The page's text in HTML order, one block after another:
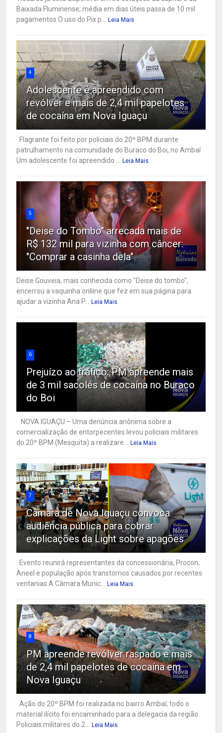
Baixada Fluminense; média em dias úteis passa de 10 mil
pagamentos O uso do Pix p...
Leia Mais
4
Adolescente é apreendido com
revólver e mais de 2,4 mil papelotes
de cocaína em Nova Iguaçu
Flagrante foi feito por policiais do 20º BPM durante
patrulhamento na comunidade do Buraco do Boi, no Ambaí
Um adolescente foi apreendido ...
Leia Mais
5
"Deise do Tombo" arrecada mais de
R$ 132 mil para vizinha com câncer:
"Comprar a casinha dela"
Deise Gouveia, mais conhecida como "Deise do tombo",
encerrou a vaquinha onliine que fez em sua página para
ajudar a vizinha Ana P...
Leia Mais
6
Prejuízo ao tráfico: PM apreende mais
de 3 mil sacolés de cocaína no Buraco
do Boi
NOVA IGUAÇU – Uma denúncia anônima sobre a
comercialização de entorpecentes levou policiais militares
do 20º BPM (Mesquita) a realizare...
Leia Mais
7
Câmara de Nova Iguaçu convoca
audiência pública para cobrar
explicações da Light sobre apagões
Evento reunirá representantes da concessionária, Procon,
Aneel e população após transtornos causados por recentes
ventanias A Câmara Munic...
Leia Mais
8
PM apreende revólver raspado e mais
de 2,4 mil papelotes de cocaína em
Nova Iguaçu
Ação do 20º BPM foi realizada no bairro Ambaí; todo o
material ilícito foi encaminhado para a delegacia da região
Policiais militares do 2...
Leia Mais